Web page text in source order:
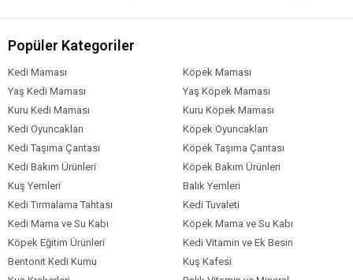
Kedi Maması
0-100 gr
Kedi Maması
Kampanya
Kedi Maması
Ambalaj
Kedi Irk Özelliği Tümüne Uygun
Popüler Kategoriler
Kedi Maması
Köpek Maması
Yaş Kedi Maması
Yaş Köpek Maması
Kuru Kedi Maması
Kuru Köpek Maması
Kedi Oyuncakları
Köpek Oyuncakları
Kedi Taşıma Çantası
Köpek Taşıma Çantası
Kedi Bakım Ürünleri
Köpek Bakım Ürünleri
Kuş Yemleri
Balık Yemleri
Kedi Tırmalama Tahtası
Kedi Tuvaleti
Kedi Mama ve Su Kabı
Köpek Mama ve Su Kabı
Köpek Eğitim Ürünleri
Kedi Vitamin ve Ek Besin
Bentonit Kedi Kumu
Kuş Kafesi